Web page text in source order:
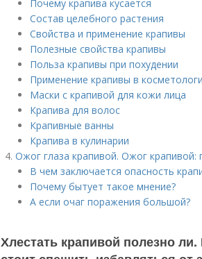
Почему крапива кусается
Состав целебного растения
Свойства и применение крапивы
Полезные свойства крапивы
Польза крапивы при похудении
Применение крапивы в
Маски с крапивой для кожи лица
Крапива для волос
Крапивные ванны
Крапива в кулинарии
Ожог глаза крапивой. Ожог крапивой:
В чем заключается опасность
Почему бытует такое мнение?
А если очаг поражения большой?
Хлестать крапивой полезно